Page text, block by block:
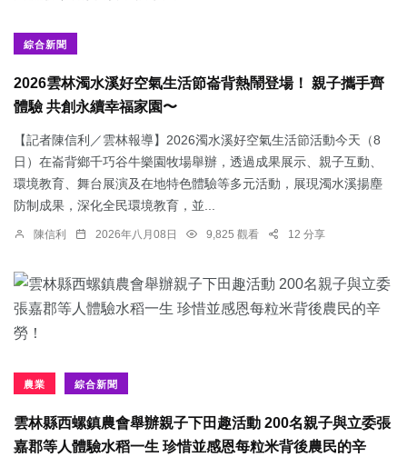
綜合新聞
2026雲林濁水溪好空氣生活節崙背熱鬧登場！ 親子攜手齊
體驗 共創永續幸福家園〜
【記者陳信利／雲林報導】2026濁水溪好空氣生活節活動今天（8
日）在崙背鄉千巧谷牛樂園牧場舉辦，透過成果展示、親子互動、
環境教育、舞台展演及在地特色體驗等多元活動，展現濁水溪揚塵
防制成果，深化全民環境教育，並...
陳信利 2026年八月08日 9,825 觀看 12 分享
農業 綜合新聞
雲林縣西螺鎮農會舉辦親子下田趣活動 200名親子與立委張
嘉郡等人體驗水稻一生 珍惜並感恩每粒米背後農民的辛